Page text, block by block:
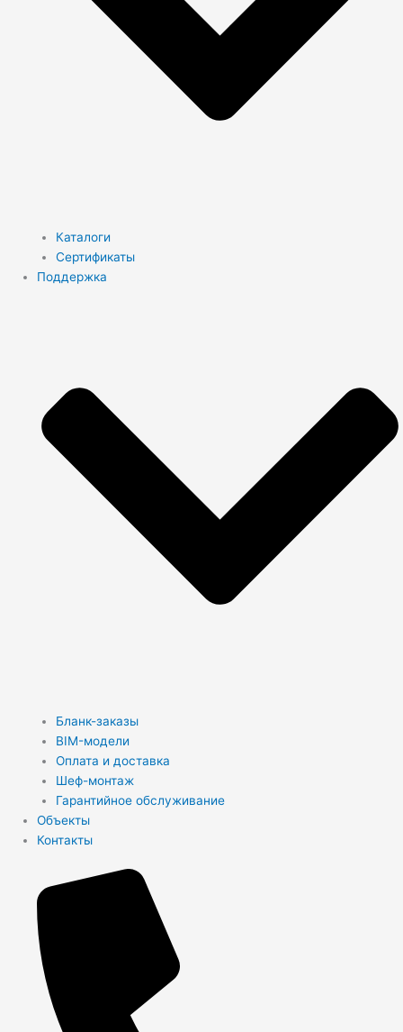
Каталоги
Сертификаты
Поддержка
Бланк-заказы
BIM-модели
Оплата и доставка
Шеф-монтаж
Гарантийное обслуживание
Объекты
Контакты